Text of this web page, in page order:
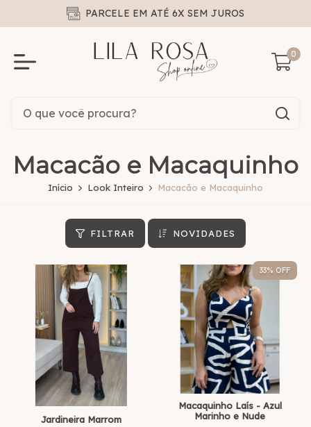
PARCELE EM ATÉ 6X SEM JUROS
0
Macacão e Macaquinho
Início Look Inteiro Macacão e Macaquinho
FILTRAR NOVIDADES
Jardineira Marrom
33% OFF
Macaquinho Laís - Azul
Marinho e Nude